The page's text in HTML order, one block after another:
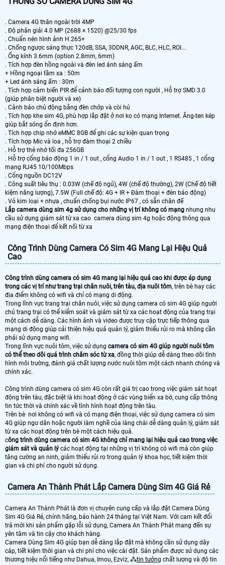
. Camera 4G thân ngoài trời 4MP
. Độ phân giải 4.0 MP (2688 × 1520) @25/30 fps
. Chuẩn nén hình ảnh H.265+
. Chống ngược sáng thực 120dB, SSA, 3DDNR, AGC, BLC, HLC, ROI...
. Ống kính 3.6mm (option 2.8mm, 6mm)
. Tích hợp đèn hồng ngoài và đèn led ánh sáng ấm
+ Hồng ngoại tầm xa : 50m
+ Led ánh sáng ấm : 30m
. Tích hợp cảm biến PIR để cảnh báo đối tượng con người , Hỗ trợ SMD 3.0
(giúp phân biệt người và xe)
. Cảnh báo chủ động bằng đèn chớp và còi hú
. Tích hợp khe sim 4G, phù hợp lắp đặt ở nơi ko có mạng Internet. Ăng-ten kép
giúp bắt sóng ổn định hơn.
. Tích hợp chip nhớ eMMC 8GB để ghi các sự kiện quan trọng
. Tích hợp Mic và loa , hỗ trợ đàm thoại 2 chiều
. Hỗ trợ thẻ nhớ tối đa 256GB
. Hỗ trợ cổng báo động 1 in / 1 out , cổng Audio 1 in / 1 out , 1 RS485 , 1 cổng
mạng RJ45 10/100Mbps
. Cổng nguồn DC12V
. Công suất tiêu thụ : 0.03W (chế độ ngủ), 4W (chế độ thường), 2W (Chế độ tiết
kiệm năng lượng), 7.5W (Full chế độ: 4G + IR + Đàm thoại + đèn báo động)
. Vỏ kim loại + nhựa , chuẩn chống bụi nước IP67 , có sẵn chân đế
Lắp camera dùng sim 4g sử dụng cho những vị trí không có mạng nhưng nhu
cầu sử dụng giám sát từ xa cao camera dùng sim 4g hoặc động thông qua
mạng điện thoại để kết nối từ xa
Công Trình Dùng Camera Có Sim 4G Mang Lại Hiệu Quả
Cao
Công trình dùng camera có sim 4G mang lại hiệu quả cao khi được áp dụng
trong các vị trí như trang trại chăn nuôi, trên tàu, địa nuôi tôm, trên bè hay các
địa điểm không có wifi và chỉ có mạng di động.
Trong lĩnh vực trang trại chăn nuôi, việc sử dụng camera có sim 4G giúp người
chủ trang trại có thể kiểm soát và giám sát từ xa các hoạt động của trang trại
một cách dễ dàng. Các hình ảnh và video được truy cập trực tiếp thông qua
mạng di động giúp cải thiện hiệu quả quản lý, giảm thiểu rủi ro mà không cần
phải sử dụng mạng wifi.
Trong lĩnh vực nuôi tôm, việc sử dụng camera có sim 4G giúp người nuôi tôm
có thể theo dõi quá trình chăm sóc từ xa, đồng thời giúp dễ dàng theo dõi tình
hình môi trường, đánh giá chất lượng nước nuôi tôm một cách nhanh chóng và
chính xác.
Công trình dùng camera có sim 4G còn rất giá trị cao trong việc giám sát hoạt
động trên tàu, đặc biệt là khi hoạt động ở các vùng biển xa bờ, cung cấp thông
tin tức thời và chính xác về tình hình hoạt động trên tàu.
Trên bè nơi không có wifi và có mạng điện thoại, việc sử dụng camera có sim
4G giúp ngư dân hoặc người làm nghề của làng chài dễ dàng quản lý, giám sát
từ xa các hoạt động trên bè một cách hiệu quả.
công trình dùng camera có sim 4G không chỉ mang lại hiệu quả cao trong việc
giám sát và quản lý các hoạt động tại những vị trí không có wifi mà còn giúp
tăng cường an ninh, giảm thiểu rủi ro trong quản lý khoa học, tiết kiệm thời
gian và chi phí cho người sử dụng.
Camera An Thành Phát Lắp Camera Dùng Sim 4G Giá Rẻ
Camera An Thành Phát là đơn vị chuyên cung cấp và lắp đặt Camera Dùng
Sim 4G Giá Rẻ, chính hãng, bảo hành 24 tháng tại Việt Nam. Với cam kết đổi
trả mới khi sản phẩm gặp lỗi sử dụng, Camera An Thành Phát mang đến sự
yên tâm và tin cậy cho khách hàng.
Camera Dùng Sim 4G giúp bạn dễ dàng lắp đặt mà không cần sử dụng dây
cáp, tiết kiệm thời gian và chi phí cho việc cài đặt. Sản phẩm được sử dụng các
thương hiệu nổi tiếng như Dahua, Imou, Ezviz, ⁂tin tưởng chất lượng và độ tin